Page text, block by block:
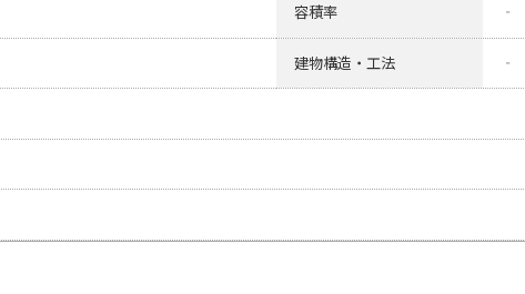
容積率 ‐
建物構造・工法 ‐